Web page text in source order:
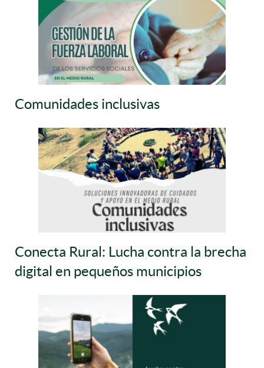
Comunidades inclusivas
Conecta Rural: Lucha contra la brecha
digital en pequeños municipios